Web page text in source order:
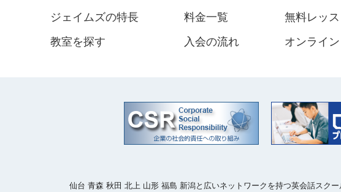
ジェイムズの特長
教室を探す
料金一覧
入会の流れ
無料レッ
オンライ
仙台 青森 秋田 北上 山形 福島 新潟と広いネットワークを持つ英会話スク